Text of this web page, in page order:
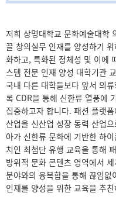
저희 상명대학교 문화예술대학
끌 창의실무 인재를 양성하기
화하고, 특화된 정체성 및 이에
스템 전문 인재 양성 대학기관
국내 다른 대학들보다 앞서 의
록 CDR을 통해 신한류 열풍에
집중하고자 합니다. 패션 플랫
산업을 신산업 성장 동력 산업
아가 신한류 문화에 기반한 하
치인 최첨단 유행 교육을 통해
방위적 문화 콘텐츠 영역에서
분야와의 융복합을 통해 끊임없
인재를 양성을 위한 교육을 추